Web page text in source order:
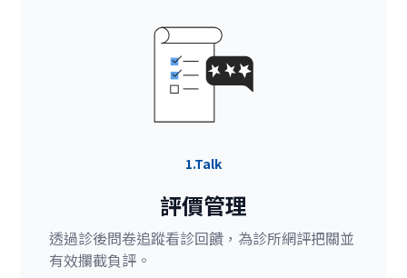
1.Talk
評價管理
透過診後問卷追蹤看診回饋，為診所網評把關並
有效攔截負評。